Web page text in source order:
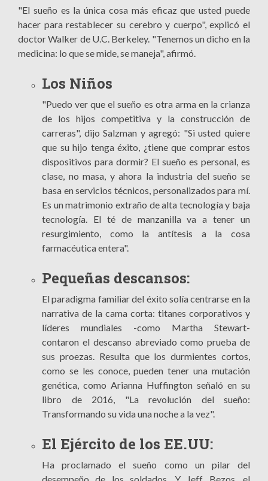
"El sueño es la única cosa más eficaz que usted puede
hacer para restablecer su cerebro y cuerpo", explicó el
doctor Walker de U.C. Berkeley. "Tenemos un dicho en la
medicina: lo que se mide, se maneja", afirmó.
Los Niños
"Puedo ver que el sueño es otra arma en la crianza
de los hijos competitiva y la construcción de
carreras", dijo Salzman y agregó: "Si usted quiere
que su hijo tenga éxito, ¿tiene que comprar estos
dispositivos para dormir? El sueño es personal, es
clase, no masa, y ahora la industria del sueño se
basa en servicios técnicos, personalizados para mí.
Es un matrimonio extraño de alta tecnología y baja
tecnología. El té de manzanilla va a tener un
resurgimiento, como la antítesis a la cosa
farmacéutica entera".
Pequeñas descansos:
El paradigma familiar del éxito solía centrarse en la
narrativa de la cama corta: titanes corporativos y
líderes mundiales -como Martha Stewart-
contaron el descanso abreviado como prueba de
sus proezas. Resulta que los durmientes cortos,
como se les conoce, pueden tener una mutación
genética, como Arianna Huffington señaló en su
libro de 2016, "La revolución del sueño:
Transformando su vida una noche a la vez".
El Ejército de los EE.UU:
Ha proclamado el sueño como un pilar del